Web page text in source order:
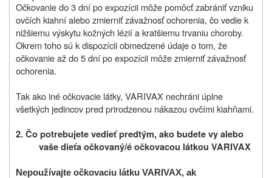
Očkovanie do 3 dní po expozícii môže pomôcť zabrániť vzniku
ovčích kiahní alebo zmierniť závažnosť ochorenia, čo vedie k
nižšiemu výskytu kožných lézií a kratšiemu trvaniu choroby.
Okrem toho sú k dispozícii obmedzené údaje o tom, že
očkovanie až do 5 dní po expozícii môže zmierniť závažnosť
ochorenia.
Tak ako iné očkovacie látky, VARIVAX nechráni úplne
všetkých jedincov pred prirodzenou nákazou ovčími kiahňami.
2. Čo potrebujete vedieť predtým, ako budete vy alebo
vaše dieťa očkovaný/é očkovacou látkou VARIVAX
Nepoužívajte očkovaciu látku VARIVAX, ak